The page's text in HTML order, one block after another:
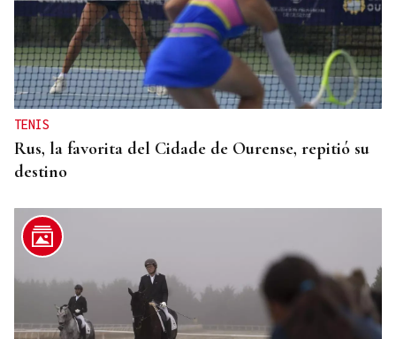
TENIS
Rus, la favorita del Cidade de Ourense, repitió su
destino